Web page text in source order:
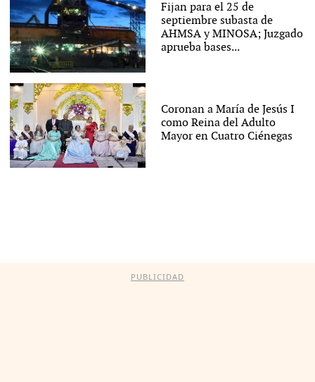
Fijan para el 25 de
septiembre subasta de
AHMSA y MINOSA; Juzgado
aprueba bases...
Coronan a María de Jesús I
como Reina del Adulto
Mayor en Cuatro Ciénegas
PUBLICIDAD